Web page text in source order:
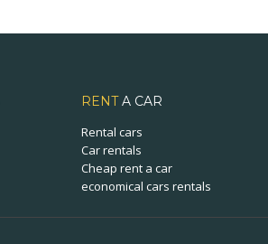
RENTA CAR
Rental cars
Car rentals
Cheap rent a car
economical cars rentals